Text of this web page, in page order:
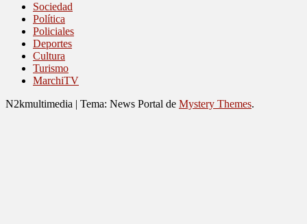
Sociedad
Política
Policiales
Deportes
Cultura
Turismo
MarchiTV
N2kmultimedia | Tema: News Portal de Mystery Themes.